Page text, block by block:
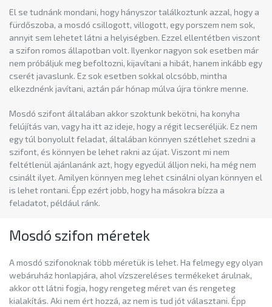
El se tudnánk mondani, hogy hányszor találkoztunk azzal, hogy a
fürdőszoba, a mosdó csillogott, villogott, egy porszem nem sok,
annyit sem lehetet látni a helyiségben. Ezzel ellentétben viszont
a szifon romos állapotban volt. Ilyenkor nagyon sok esetben már
nem próbáljuk meg befoltozni, kijavítani a hibát, hanem inkább egy
cserét javaslunk. Ez sok esetben sokkal olcsóbb, mintha
elkezdnénk javítani, aztán pár hónap múlva újra tönkre menne.
Mosdó szifont általában akkor szoktunk bekötni, ha konyha
felújítás van, vagy ha itt az ideje, hogy a régit lecseréljük. Ez nem
egy túl bonyolult feladat, általában könnyen szétlehet szedni a
szifont, és könnyen be lehet rakni az újat. Viszont mi nem
feltétlenül ajánlanánk azt, hogy egyedül álljon neki, ha még nem
csinált ilyet. Amilyen könnyen meg lehet csinálni olyan könnyen el
is lehet rontani. Épp ezért jobb, hogy ha másokra bízza a
feladatot, például ránk.
Mosdó szifon méretek
A mosdó szifonoknak több méretük is lehet. Ha felmegy egy olyan
webáruház honlapjára, ahol vízszereléses termékeket árulnak,
akkor ott látni fogja, hogy rengeteg méret van és rengeteg
kialakítás. Aki nem ért hozzá, az nem is tud jót választani. Épp